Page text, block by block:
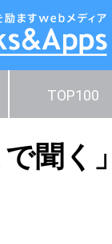
TOP100
で聞く